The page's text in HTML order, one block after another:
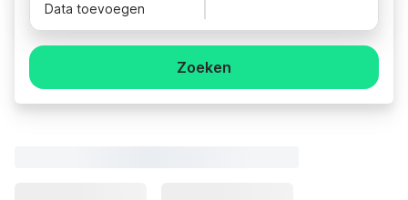
Data toevoegen
Zoeken